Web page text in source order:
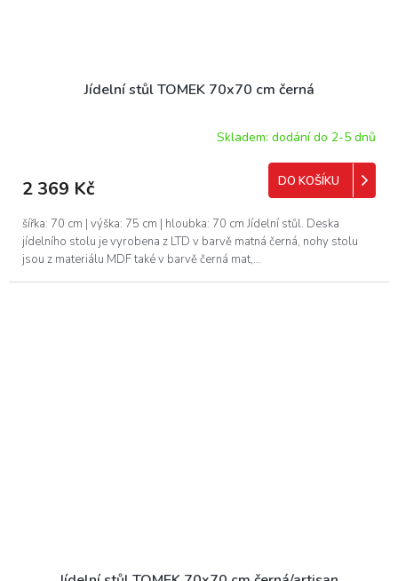
Jídelní stůl TOMEK 70x70 cm černá
Skladem: dodání do 2-5 dnů
2 369 Kč DO KOŠÍKU
šířka: 70 cm | výška: 75 cm | hloubka: 70 cm Jídelní stůl. Deska
jídelního stolu je vyrobena z LTD v barvě matná černá, nohy stolu
jsou z materiálu MDF také v barvě černá mat,...